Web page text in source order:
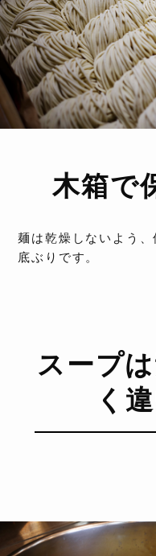
木箱で
麺は乾燥しないよう
底ぶりです。
スープ
く